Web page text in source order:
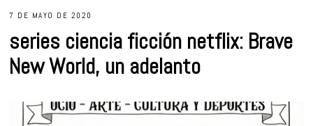
7 DE MAYO DE 2020
series ciencia ficción netflix: Brave
New World, un adelanto